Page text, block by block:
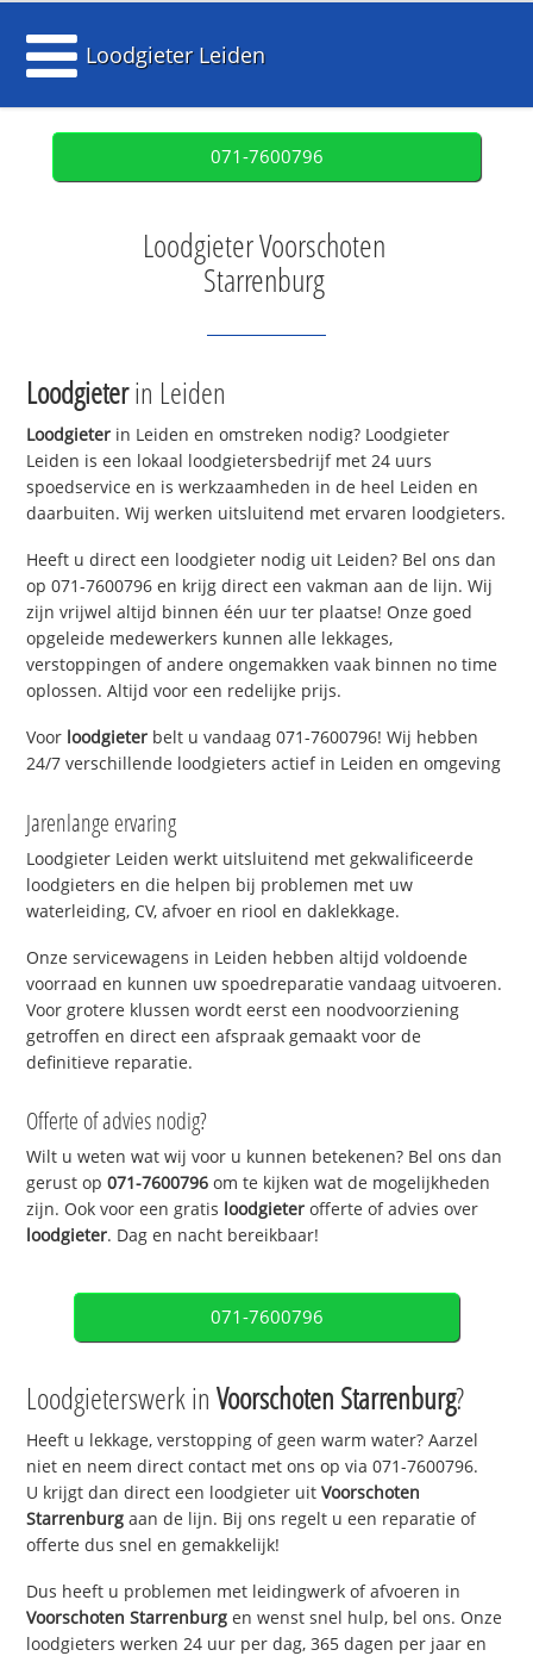
Loodgieter Leiden
071-7600796
Loodgieter Voorschoten
Starrenburg
Loodgieterin Leiden
Loodgieter in Leiden en omstreken nodig? Loodgieter
Leiden is een lokaal loodgietersbedrijf met 24 uurs
spoedservice en is werkzaamheden in de heel Leiden en
daarbuiten. Wij werken uitsluitend met ervaren loodgieters.
Heeft u direct een loodgieter nodig uit Leiden? Bel ons dan
op 071-7600796 en krijg direct een vakman aan de lijn. Wij
zijn vrijwel altijd binnen één uur ter plaatse! Onze goed
opgeleide medewerkers kunnen alle lekkages,
verstoppingen of andere ongemakken vaak binnen no time
oplossen. Altijd voor een redelijke prijs.
Voor loodgieter belt u vandaag 071-7600796! Wij hebben
24/7 verschillende loodgieters actief in Leiden en omgeving
Jarenlange ervaring
Loodgieter Leiden werkt uitsluitend met gekwalificeerde
loodgieters en die helpen bij problemen met uw
waterleiding, CV, afvoer en riool en daklekkage.
Onze servicewagens in Leiden hebben altijd voldoende
voorraad en kunnen uw spoedreparatie vandaag uitvoeren.
Voor grotere klussen wordt eerst een noodvoorziening
getroffen en direct een afspraak gemaakt voor de
definitieve reparatie.
Offerte of advies nodig?
Wilt u weten wat wij voor u kunnen betekenen? Bel ons dan
gerust op071-7600796 om te kijken wat de mogelijkheden
zijn. Ook voor een gratis loodgieter offerte of advies over
loodgieter. Dag en nacht bereikbaar!
071-7600796
Loodgieterswerk inVoorschoten Starrenburg?
Heeft u lekkage, verstopping of geen warm water? Aarzel
niet en neem direct contact met ons op via 071-7600796.
U krijgt dan direct een loodgieter uitVoorschoten
Starrenburg aan de lijn. Bij ons regelt u een reparatie of
offerte dus snel en gemakkelijk!
Dus heeft u problemen met leidingwerk of afvoeren in
Voorschoten Starrenburg en wenst snel hulp, bel ons. Onze
loodgieters werken 24 uur per dag, 365 dagen per jaar en